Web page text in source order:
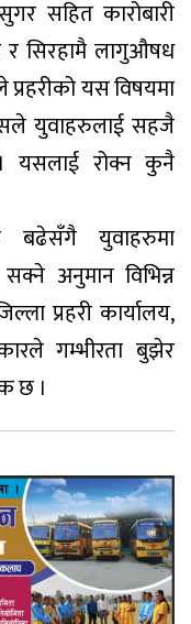
सहित कारोबारी
र सिरहामै लागुऔषध
प्रहरीको यस विषयमा
युवाहरुलाई सहजै
रोक्न कुनै
बढेसँगै युवाहरुमा
अनुमान विभिन्न
प्रहरी कार्यालय,
गम्भीरता बुझेर
छ ।